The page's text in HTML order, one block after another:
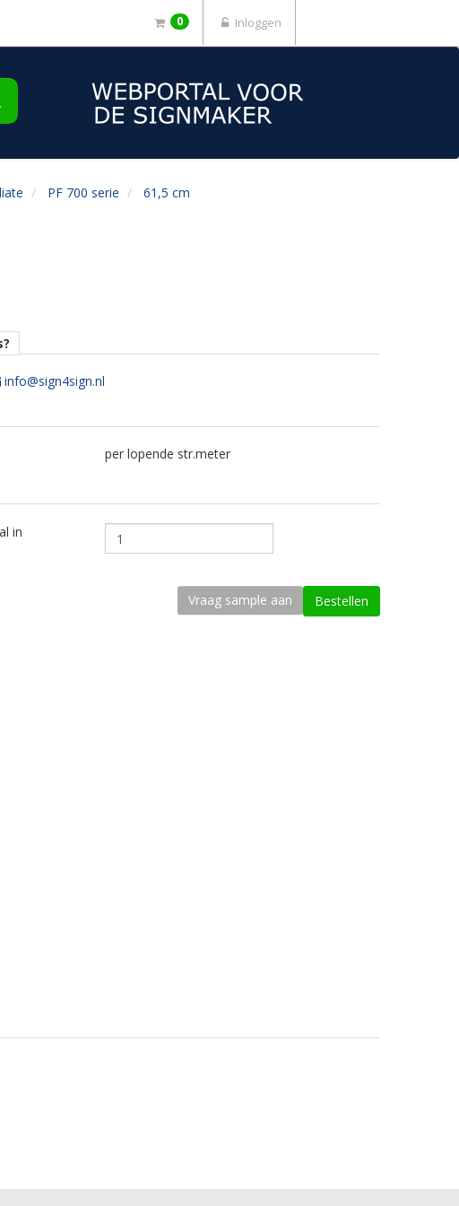
0 Inloggen
PF 700 serie
61,5 cm
info@sign4sign.nl
per lopende str.meter
in